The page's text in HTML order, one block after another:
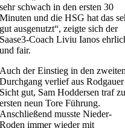
sehr schwach in den ersten 30
Minuten und die HSG hat das
gut ausgenutzt“, zeigte sich der
Saase3-Coach Liviu Ianos
und fair.
Auch der Einstieg in den zweiten
Durchgang verlief aus Rodgauer
Sicht gut, Sam Hoddersen traf
ersten neun Tore Führung.
Anschließend musste Nieder-
Roden immer wieder mit